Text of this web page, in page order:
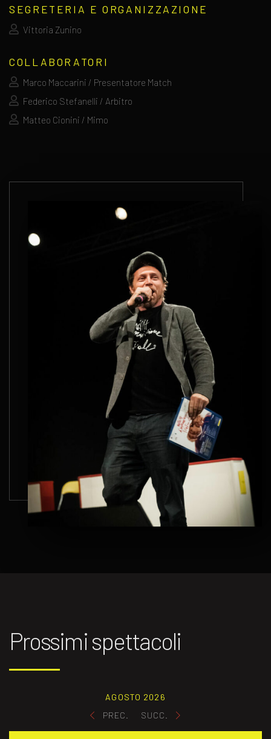
SEGRETERIA E ORGANIZZAZIONE
Vittoria Zunino
COLLABORATORI
Marco Maccarini / Presentatore Match
Federico Stefanelli / Arbitro
Matteo Cionini / Mimo
Prossimi spettacoli
PREC.
AGOSTO 2026
SUCC.